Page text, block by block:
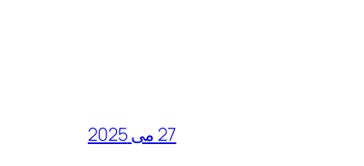
27 می 2025